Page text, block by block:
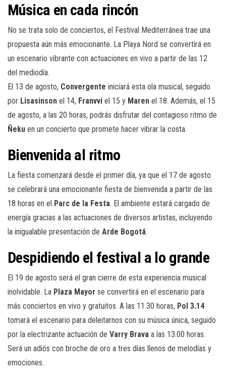
Música en cada rincón
No se trata solo de conciertos, el Festival Mediterránea trae una
propuesta aún más emocionante. La Playa Nord se convertirá en
un escenario vibrante con actuaciones en vivo a partir de las 12
del mediodía.
El 13 de agosto, Convergente iniciará esta ola musical, seguido
por Lisasinson el 14, Franvvi el 15 y Maren el 18. Además, el 15
de agosto, a las 20 horas, podrás disfrutar del contagioso ritmo de
Ñeku en un concierto que promete hacer vibrar la costa.
Bienvenida al ritmo
La fiesta comenzará desde el primer día, ya que el 17 de agosto
se celebrará una emocionante fiesta de bienvenida a partir de las
18 horas en el Parc de la Festa. El ambiente estará cargado de
energía gracias a las actuaciones de diversos artistas, incluyendo
la inigualable presentación de Arde Bogotá.
Despidiendo el festival a lo grande
El 19 de agosto será el gran cierre de esta experiencia musical
inolvidable. La Plaza Mayor se convertirá en el escenario para
más conciertos en vivo y gratuitos. A las 11.30 horas, Pol 3.14
tomará el escenario para deleitarnos con su música única, seguido
por la electrizante actuación de Varry Brava a las 13.00 horas.
Será un adiós con broche de oro a tres días llenos de melodías y
emociones.